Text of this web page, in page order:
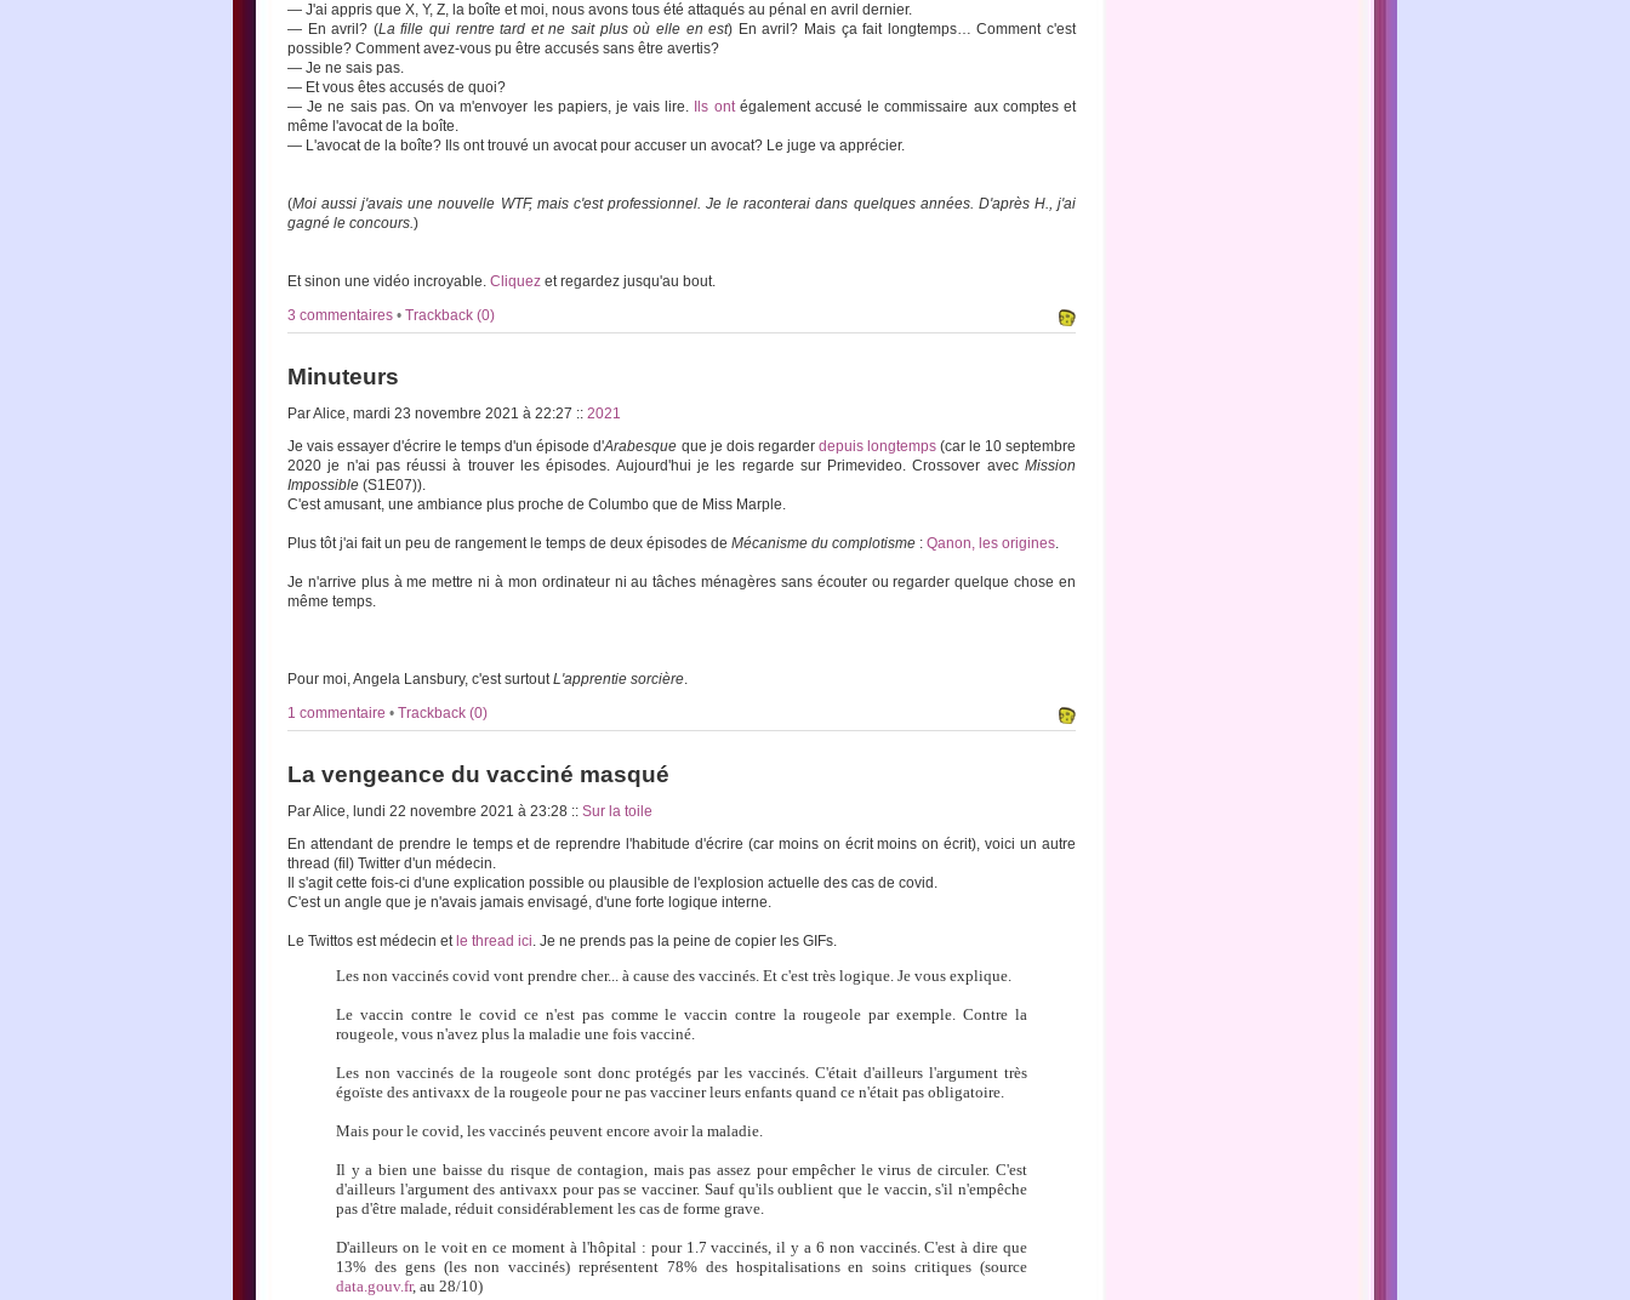
— J'ai appris que X, Y, Z, la boîte et moi, nous avons tous été attaqués au pénal en avril dernier.
— En avril? (La fille qui rentre tard et ne sait plus où elle en est) En avril? Mais ça fait longtemps… Comment c'est
possible? Comment avez-vous pu être accusés sans être avertis?
— Je ne sais pas.
— Et vous êtes accusés de quoi?
— Je ne sais pas. On va m'envoyer les papiers, je vais lire.
Ils ontégalement accusé le commissaire aux comptes et
même l'avocat de la boîte.
— L'avocat de la boîte? Ils ont trouvé un avocat pour accuser un avocat? Le juge va apprécier.
(Moi aussi j'avais une nouvelle WTF, mais c'est professionnel. Je le raconterai dans quelques années. D'après H., j'ai
gagné le concours.)
Et sinon une vidéo incroyable. Cliquez et regardez jusqu'au bout.
3 commentaires • Trackback (0)
Minuteurs
Par Alice, mardi 23 novembre 2021 à 22:27 :: 2021
Je vais essayer d'écrire le temps d'un épisode d'Arabesque que je dois regarder depuis longtemps(car le 10 septembre
2020 je n'ai pas réussi à trouver les épisodes. Aujourd'hui je les regarde sur Primevideo. Crossover avec Mission
Impossible (S1E07)).
C'est amusant, une ambiance plus proche de Columbo que de Miss Marple.
Plus tôt j'ai fait un peu de rangement le temps de deux épisodes de Mécanisme du complotisme : Qanon, les origines.
Je n'arrive plus à me mettre ni à mon ordinateur ni au tâches ménagères sans écouter ou regarder quelque chose en
même temps.
Pour moi, Angela Lansbury, c'est surtoutL'apprentie sorcière.
1 commentaire • Trackback (0)
La vengeance du vacciné masqué
Par Alice, lundi 22 novembre 2021 à 23:28 :: Sur la toile
En attendant de prendre le temps et de reprendre l'habitude d'écrire (car moins on écrit moins on écrit), voici un autre
thread (fil) Twitter d'un médecin.
Il s'agit cette fois-ci d'une explication possible ou plausible de l'explosion actuelle des cas de covid.
C'est un angle que je n'avais jamais envisagé, d'une forte logique interne.
Le Twittos est médecin et le thread ici. Je ne prends pas la peine de copier les GIFs.
Les non vaccinés covid vont prendre cher... à cause des vaccinés. Et c'est très logique. Je vous explique.
Le vaccin contre le covid ce n'est pas comme le vaccin contre la rougeole par exemple. Contre la
rougeole, vous n'avez plus la maladie une fois vacciné.
Les non vaccinés de la rougeole sont donc protégés par les vaccinés. C'était d'ailleurs l'argument très
égoïste des antivaxx de la rougeole pour ne pas vacciner leurs enfants quand ce n'était pas obligatoire.
Mais pour le covid, les vaccinés peuvent encore avoir la maladie.
Il y a bien une baisse du risque de contagion, mais pas assez pour empêcher le virus de circuler. C'est
d'ailleurs l'argument des antivaxx pour pas se vacciner. Sauf qu'ils oublient que le vaccin, s'il n'empêche
pas d'être malade, réduit considérablement les cas de forme grave.
D'ailleurs on le voit en ce moment à l'hôpital : pour 1.7 vaccinés, il y a 6 non vaccinés. C'est à dire que
13% des gens (les non vaccinés) représentent 78% des hospitalisations en soins critiques (source
data.gouv.fr, au 28/10)